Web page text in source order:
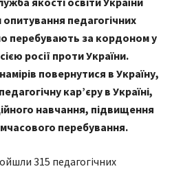
педагогічних
перебувають за кордоном у
росії проти України.
повернутися в Україну,
кар’єру в Україні,
навчання, підвищення
перебування.
315 педагогічних